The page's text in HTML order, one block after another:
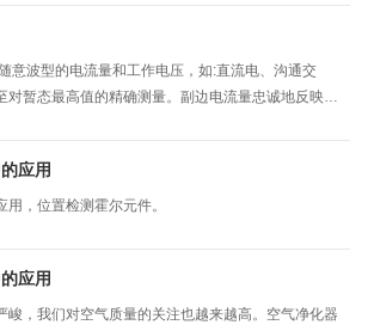
意波型的电流量和工作电压，如:直流电、沟通交
对暂态最高值的精确测量。副边电流量忠诚地反映原
应用
，位置检测霍尔元件。
应用
峻，我们对空气质量的关注也越来越高。空气净化器